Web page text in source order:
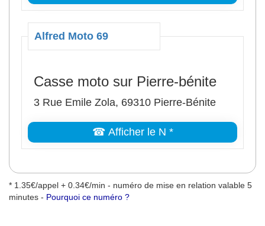
Alfred Moto 69
Casse moto sur Pierre-bénite
3 Rue Emile Zola, 69310 Pierre-Bénite
☎ Afficher le N *
* 1.35€/appel + 0.34€/min - numéro de mise en relation valable 5
minutes - Pourquoi ce numéro ?